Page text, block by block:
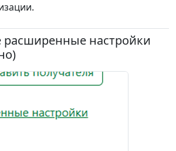
расширенные настройки